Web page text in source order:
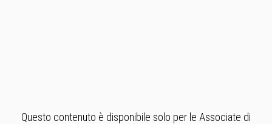
Questo contenuto è disponibile solo per le Associate di